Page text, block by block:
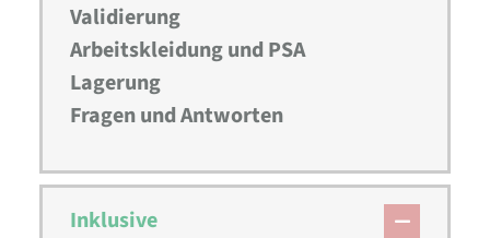
Validierung
Arbeitskleidung und PSA
Lagerung
Fragen und Antworten
Inklusive